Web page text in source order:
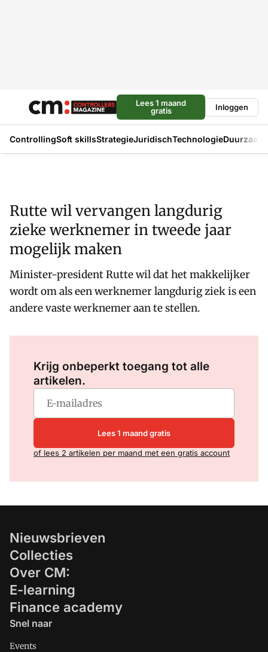
Lees 1 maand
gratis
Inloggen
ControllingSoft skillsStrategieJuridischTechnologie
Rutte wil vervangen langdurig
zieke werknemer in tweede jaar
mogelijk maken
Minister-president Rutte wil dat het makkelijker
wordt om als een werknemer langdurig ziek is een
andere vaste werknemer aan te stellen.
Krijg onbeperkt toegang tot alle
artikelen.
Lees 1 maand gratis
of lees 2 artikelen per maand met een gratis account
Nieuwsbrieven
Collecties
Over CM:
E-learning
Finance academy
Snel naar
Events